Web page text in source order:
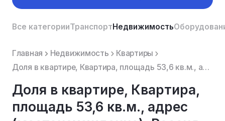
Все категорииТранспортНедвижимость
Главная Недвижимость
Квартиры
Доля в квартире, Квартира, площадь 53,6 кв.м., адрес (местонахождение): Россия, обл Ивановская, г За...
Доля в квартире, Квартира,
площадь 53,6 кв.м., адрес